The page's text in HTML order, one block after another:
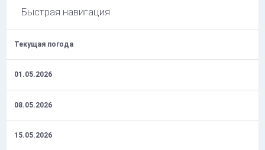
Быстрая навигация
Текущая погода
01.05.2026
08.05.2026
15.05.2026